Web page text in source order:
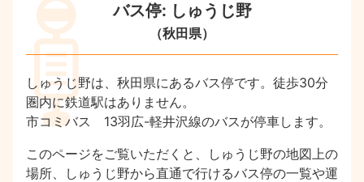
バス停: しゅうじ野
（秋田県）
しゅうじ野は、秋田県にあるバス停です。徒歩30分
圏内に鉄道駅はありません。
市コミバス 13羽広-軽井沢線のバスが停車します。
このページをご覧いただくと、しゅうじ野の地図上の
場所、しゅうじ野から直通で行けるバス停の一覧や運